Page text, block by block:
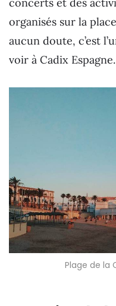
concerts et des
organisés sur la
aucun doute, c’est
voir à Cadix Espagne.
Plage de la